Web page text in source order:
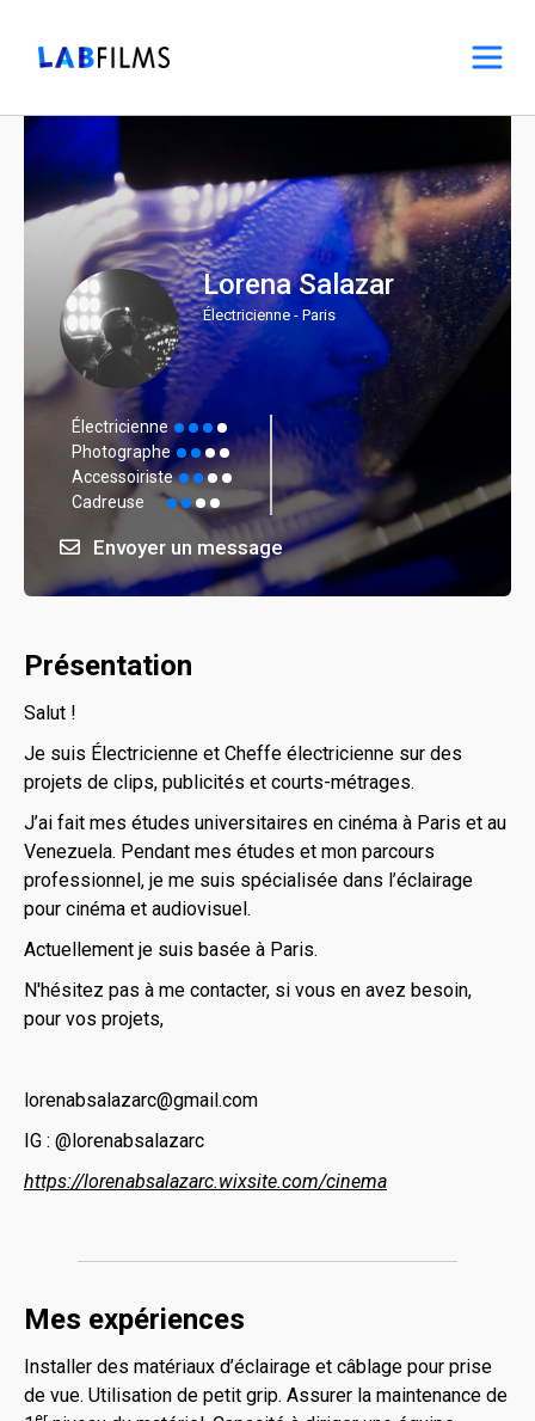
Lorena Salazar
Électricienne - Paris
Électricienne
Photographe
Accessoiriste
Cadreuse
Envoyer un message
Présentation
Salut !
Je suis Électricienne et Cheffe électricienne sur des
projets de clips, publicités et courts-métrages.
J’ai fait mes études universitaires en cinéma à Paris et au
Venezuela. Pendant mes études et mon parcours
professionnel, je me suis spécialisée dans l’éclairage
pour cinéma et audiovisuel.
Actuellement je suis basée à Paris.
N'hésitez pas à me contacter, si vous en avez besoin,
pour vos projets,
lorenabsalazarc@gmail.com
IG : @lorenabsalazarc
https://lorenabsalazarc.wixsite.com/cinema
Mes expériences
Installer des matériaux d’éclairage et câblage pour prise
de vue. Utilisation de petit grip. Assurer la maintenance de